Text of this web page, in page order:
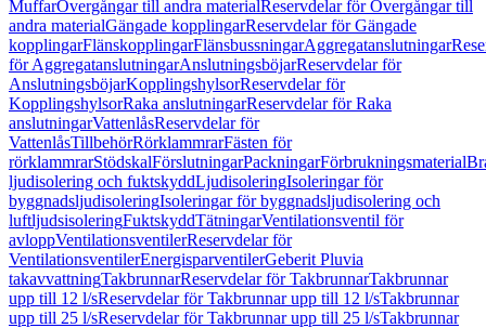
MuffarÖvergångar till andra materialReservdelar för Övergångar till
andra materialGängade kopplingarReservdelar för Gängade
kopplingarFlänskopplingarFlänsbussningarAggregatanslutningar
för AggregatanslutningarAnslutningsböjarReservdelar för
AnslutningsböjarKopplingshylsorReservdelar för
KopplingshylsorRaka anslutningarReservdelar för Raka
anslutningarVattenlåsReservdelar för
VattenlåsTillbehörRörklammrarFästen för
rörklammrarStödskalFörslutningarPackningarFörbrukningsmaterial
ljudisolering och fuktskyddLjudisoleringIsoleringar för
byggnadsljudisoleringIsoleringar för byggnadsljudisolering och
luftljudsisoleringFuktskyddTätningarVentilationsventil för
avloppVentilationsventilerReservdelar för
VentilationsventilerEnergisparventilerGeberit Pluvia
takavvattningTakbrunnarReservdelar för TakbrunnarTakbrunnar
upp till 12 l/sReservdelar för Takbrunnar upp till 12 l/sTakbrunnar
upp till 25 l/sReservdelar för Takbrunnar upp till 25 l/sTakbrunnar